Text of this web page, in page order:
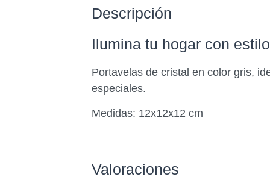
Descripción
Ilumina tu hogar con estilo
Portavelas de cristal en color gris,
especiales.
Medidas: 12x12x12 cm
Valoraciones